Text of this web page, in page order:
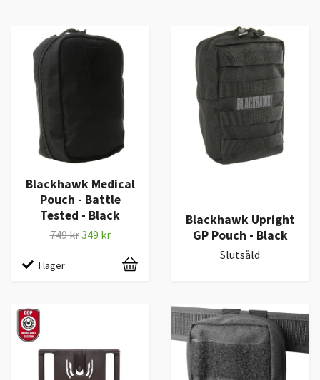
Blackhawk Medical
Pouch - Battle
Tested - Black
749 kr349 kr
I lager
Blackhawk Upright
GP Pouch - Black
Slutsåld